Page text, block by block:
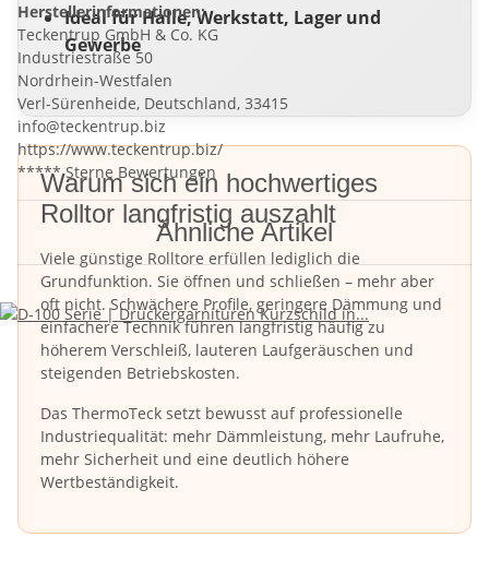
Ideal für Halle, Werkstatt, Lager und
Gewerbe
Warum sich ein hochwertiges
Rolltor langfristig auszahlt
Viele günstige Rolltore erfüllen lediglich die
Grundfunktion. Sie öffnen und schließen – mehr aber
oft nicht. Schwächere Profile, geringere Dämmung und
einfachere Technik führen langfristig häufig zu
höherem Verschleiß, lauteren Laufgeräuschen und
steigenden Betriebskosten.
Das ThermoTeck setzt bewusst auf professionelle
Industriequalität: mehr Dämmleistung, mehr Laufruhe,
mehr Sicherheit und eine deutlich höhere
Wertbeständigkeit.
Herstellerinformationen:
Teckentrup GmbH & Co. KG
Industriestraße 50
Nordrhein-Westfalen
Verl-Sürenheide, Deutschland, 33415
info@teckentrup.biz
https://www.teckentrup.biz/
***** Sterne Bewertungen
Ähnliche Artikel